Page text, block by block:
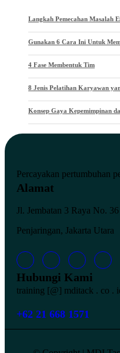
Langkah Pemecahan Masalah
Gunakan 6 Cara Ini Untuk
4 Fase Membentuk Tim
8 Jenis Pelatihan Karyawan
Konsep Gaya Kepemimpinan
Percayakan pertumbuhan
Alamat
Jl. Jembatan 3 Raya No.
Penjaringan, Jakarta Utara
Hubungi Kami
training [@] mditack . co .
+62 21 668 1571